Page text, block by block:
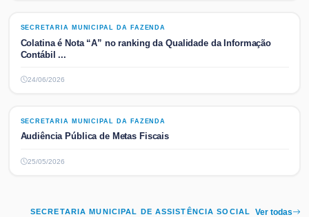
SECRETARIA MUNICIPAL DA FAZENDA
SECRETARIA MUNICIPAL DA FAZENDA
Colatina é Nota “A” no ranking da Qualidade da Informação
Contábil ...
24/06/2026
SECRETARIA MUNICIPAL DA FAZENDA
SECRETARIA MUNICIPAL DA FAZENDA
Audiência Pública de Metas Fiscais
25/05/2026
SECRETARIA MUNICIPAL DE ASSISTÊNCIA SOCIAL Ver todas